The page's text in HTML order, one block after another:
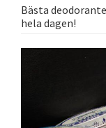
Bästa
hela dagen!